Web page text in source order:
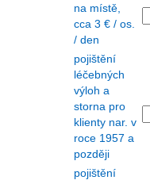
na místě,
cca 3 € / os.
/ den
pojištění
léčebných
výloh a
storna pro
klienty nar. v
roce 1957 a
později
pojištění